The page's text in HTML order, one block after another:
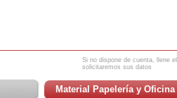
Si no dispone de cuenta, llene
solicitaremos sus datos
Material Papelería y Oficina